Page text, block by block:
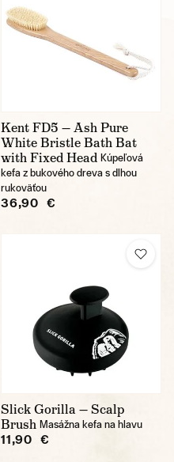
Kent FD5 — Ash Pure
White Bristle Bath Bat
with Fixed Head Kúpeľová
kefa z bukového dreva s dlhou
rukoväťou
36,90 €
Slick Gorilla — Scalp
Brush Masážna kefa na hlavu
11,90 €